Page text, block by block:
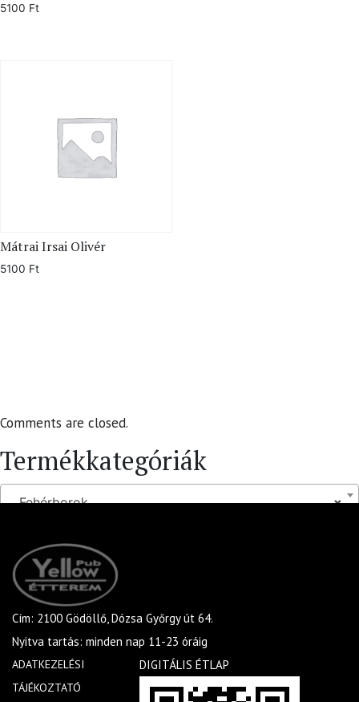
5100 Ft
Mátrai Irsai Olivér
5100 Ft
Comments are closed.
Termékkategóriák
×
Fehérborok
Cím: 2100 Gödöllő, Dózsa Győrgy út 64.
Nyitva tartás: minden nap 11-23 óráig
ADATKEZELÉSI
TÁJÉKOZTATÓ
DIGITÁLIS ÉTLAP